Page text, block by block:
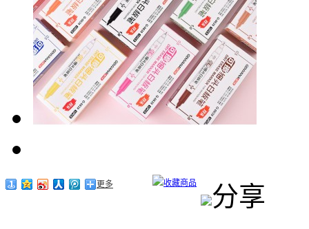
分享
更多 收藏商品